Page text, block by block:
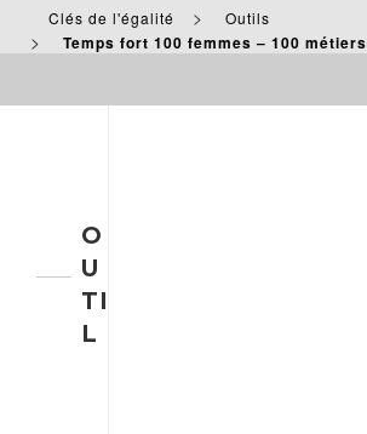
Clés de l'égalité > Outils
> Temps fort 100 femmes – 100 métiers
O
U
TI
L